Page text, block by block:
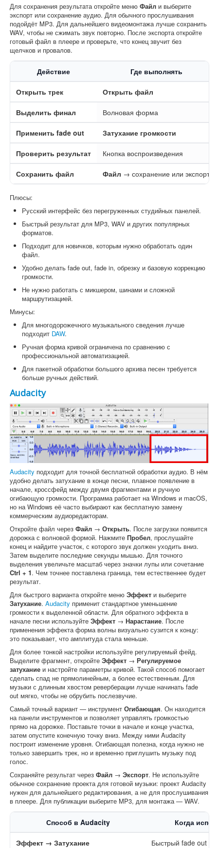
Для сохранения результата откройте меню Файл и выберите
экспорт или сохранение аудио. Для обычного прослушивания
подойдёт MP3. Для дальнейшего видеомонтажа лучше сохранить
WAV, чтобы не сжимать звук повторно. После экспорта откройте
готовый файл в плеере и проверьте, что конец звучит без
щелчков и провалов.
Действие Где выполнять
Открыть трек Открыть файл
Выделить финал Волновая форма
Применить fade out Затухание громкости
Проверить результат Кнопка воспроизведения
Сохранить файл Файл → сохранение или экспорт
Плюсы:
Русский интерфейс без перегруженных студийных панелей.
Быстрый результат для MP3, WAV и других популярных
форматов.
Подходит для новичков, которым нужно обработать один
файл.
Удобно делать fade out, fade in, обрезку и базовую коррекцию
громкости.
Не нужно работать с микшером, шинами и сложной
маршрутизацией.
Минусы:
Для многодорожечного музыкального сведения лучше
подходит DAW.
Ручная форма кривой ограничена по сравнению с
профессиональной автоматизацией.
Для пакетной обработки большого архива песен требуется
больше ручных действий.
Audacity
Audacity подходит для точной бесплатной обработки аудио. В нём
удобно делать затухание в конце песни, плавное появление в
начале, кроссфейд между двумя фрагментами и ручную
огибающую громкости. Программа работает на Windows и macOS,
но на Windows её часто выбирают как бесплатную замену
коммерческим аудиоредакторам.
Откройте файл через Файл → Открыть. После загрузки появится
дорожка с волновой формой. Нажмите Пробел, прослушайте
конец и найдите участок, с которого звук должен уходить вниз.
Затем выделите последние секунды мышью. Для точного
выделения увеличьте масштаб через значки лупы или сочетание
Ctrl + 1. Чем точнее поставлена граница, тем естественнее будет
результат.
Для быстрого варианта откройте меню Эффект и выберите
Затухание. Audacity применит стандартное уменьшение
громкости к выделенной области. Для обратного эффекта в
начале песни используйте Эффект → Нарастание. После
применения эффекта форма волны визуально сузится к концу:
это показывает, что амплитуда стала меньше.
Для более тонкой настройки используйте регулируемый фейд.
Выделите фрагмент, откройте Эффект → Регулируемое
затухание и настройте параметры кривой. Такой способ помогает
сделать спад не прямолинейным, а более естественным. Для
музыки с длинным хвостом реверберации лучше начинать fade
out мягко, чтобы не обрубить послезвучие.
Самый точный вариант — инструмент Огибающая. Он находится
на панели инструментов и позволяет управлять громкостью
прямо на дорожке. Поставьте точки в начале и конце участка,
затем опустите конечную точку вниз. Между ними Audacity
построит изменение уровня. Огибающая полезна, когда нужно не
только завершить трек, но и временно приглушить музыку под
голос.
Сохраняйте результат через Файл → Экспорт. Не используйте
обычное сохранение проекта для готовой музыки: проект Audacity
нужен для дальнейшего редактирования, а не для прослушивания
в плеере. Для публикации выберите MP3, для монтажа — WAV.
Способ в Audacity Когда
Эффект → Затухание Быстрый fade out в